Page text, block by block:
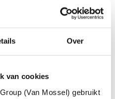
Over
van cookies
(Van Mossel) gebruikt
kwaliteit leveren?
zien we de ontwikkeling
schadeherstel. Met
van de auto in de